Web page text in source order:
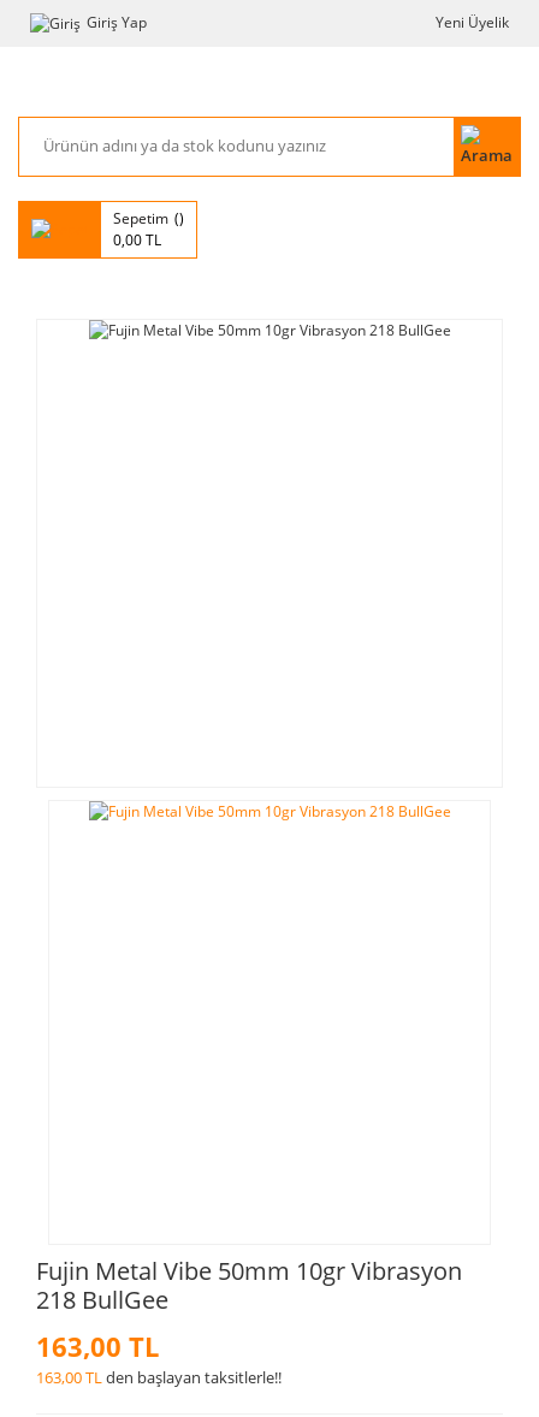
Giriş Yap Yeni Üyelik
Sepetim
0,00 TL
Fujin Metal Vibe 50mm 10gr Vibrasyon
218 BullGee
163,00 TL
163,00 TLden başlayan taksitlerle!!